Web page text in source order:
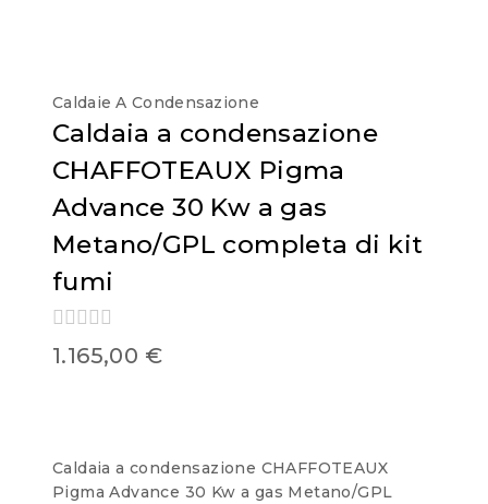
Caldaie A Condensazione
Caldaia a condensazione
CHAFFOTEAUX Pigma
Advance 30 Kw a gas
Metano/GPL completa di kit
fumi
0
out
1.165,00 €
Caldaia a condensazione CHAFFOTEAUX
Pigma Advance 30 Kw a gas Metano/GPL